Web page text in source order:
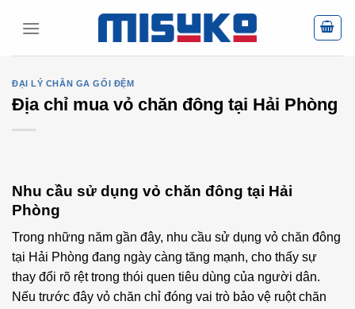
ĐẠI LÝ CHĂN GA GỐI ĐỆM
Địa chỉ mua vỏ chăn đông tại Hải Phòng
Nhu cầu sử dụng vỏ chăn đông tại Hải
Phòng
Trong những năm gần đây, nhu cầu sử dụng vỏ chăn đông
tại Hải Phòng đang ngày càng tăng mạnh, cho thấy sự
thay đổi rõ rệt trong thói quen tiêu dùng của người dân.
Nếu trước đây vỏ chăn chỉ đóng vai trò bảo vệ ruột chăn